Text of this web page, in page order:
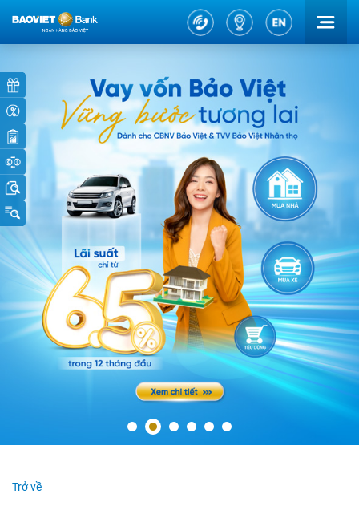
Trở về